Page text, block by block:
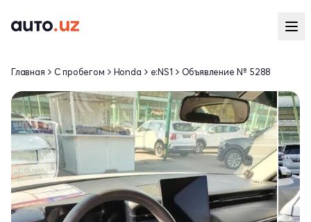
Главная С пробегом Honda e:NS1 Объявление № 5288